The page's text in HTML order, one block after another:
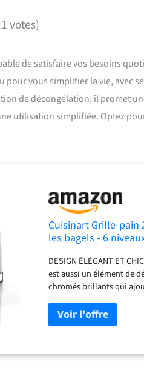
votes)
de satisfaire vos besoins
pour vous simplifier la vie, avec
de décongélation, il promet
utilisation simplifiée. Optez
Cuisinart Grille-pain
les bagels - 6
DESIGN ÉLÉGANT ET
est aussi un élément de
chromés brillants qui
DURER : ce grille-pain
toast. De plus, sa
les miettes tenaces !
totalement le degré de